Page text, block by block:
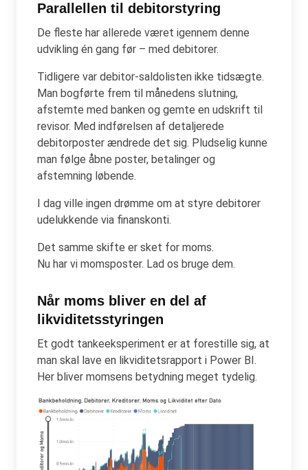
Parallellen til debitorstyring
De fleste har allerede været igennem denne
udvikling én gang før – med debitorer.
Tidligere var debitor-saldolisten ikke tidsægte.
Man bogførte frem til månedens slutning,
afstemte med banken og gemte en udskrift til
revisor. Med indførelsen af detaljerede
debitorposter ændrede det sig. Pludselig kunne
man følge åbne poster, betalinger og
afstemning løbende.
I dag ville ingen drømme om at styre debitorer
udelukkende via finanskonti.
Det samme skifte er sket for moms.
Nu har vi momsposter. Lad os bruge dem.
Når moms bliver en del af
likviditetsstyringen
Et godt tankeeksperiment er at forestille sig, at
man skal lave en likviditetsrapport i Power BI.
Her bliver momsens betydning meget tydelig.